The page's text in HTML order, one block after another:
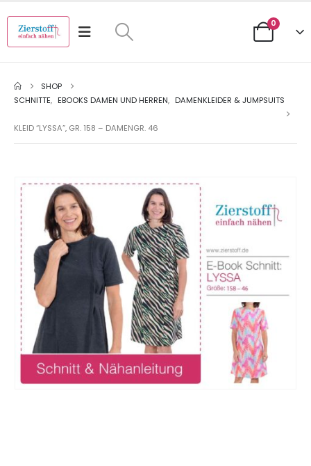
0
SHOP
SCHNITTE, EBOOKS DAMEN UND HERREN, DAMENKLEIDER & JUMPSUITS
KLEID “LYSSA”, GR. 158 – DAMENGR. 46